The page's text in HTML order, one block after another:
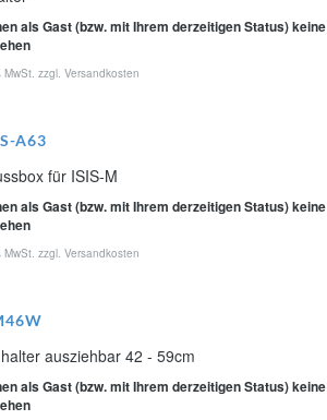
als Gast (bzw. mit Ihrem derzeitigen Status) keine
MwSt. zzgl.Versandkosten
A63
für ISIS-M
als Gast (bzw. mit Ihrem derzeitigen Status) keine
MwSt. zzgl.Versandkosten
ausziehbar 42 - 59cm
als Gast (bzw. mit Ihrem derzeitigen Status) keine